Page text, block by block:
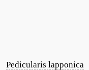
Pedicularis lapponica